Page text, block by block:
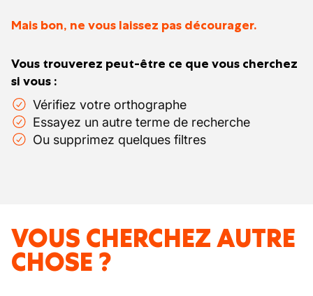
Mais bon, ne vous laissez pas décourager.
Vous trouverez peut-être ce que vous cherchez
si vous :
Vérifiez votre orthographe
Essayez un autre terme de recherche
Ou supprimez quelques filtres
VOUS CHERCHEZ AUTRE
CHOSE ?